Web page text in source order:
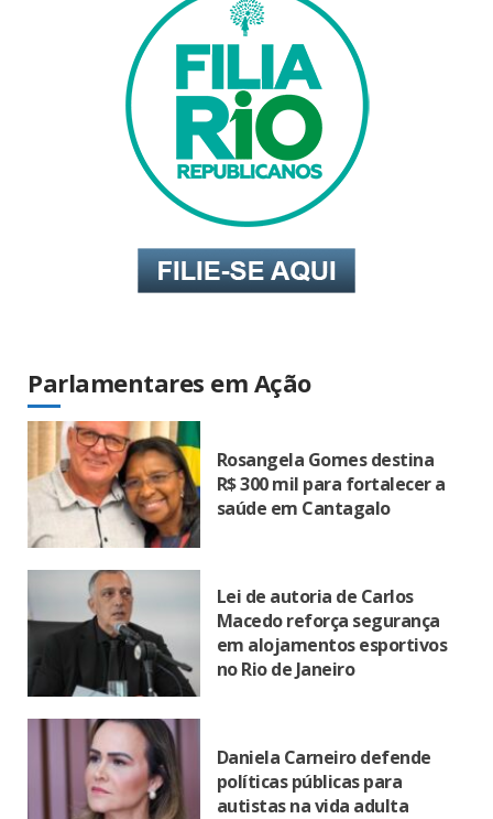
Parlamentares em Ação
Rosangela Gomes destina
R$ 300 mil para fortalecer a
saúde em Cantagalo
Lei de autoria de Carlos
Macedo reforça segurança
em alojamentos esportivos
no Rio de Janeiro
Daniela Carneiro defende
políticas públicas para
autistas na vida adulta